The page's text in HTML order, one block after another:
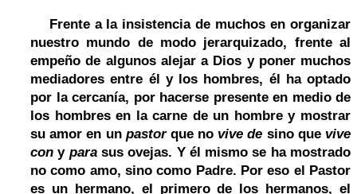
Frente a la insistencia de muchos en organizar
nuestro mundo de modo jerarquizado, frente al
empeño de algunos alejar a Dios y poner muchos
mediadores entre él y los hombres, él ha optado
por la cercanía, por hacerse presente en medio de
los hombres en la carne de un hombre y mostrar
su amor en un pastorque no vive de sino que vive
cony parasus ovejas. Y él mismo se ha mostrado
no como amo, sino como Padre. Por eso el Pastor
es un hermano, el primero de los hermanos, el